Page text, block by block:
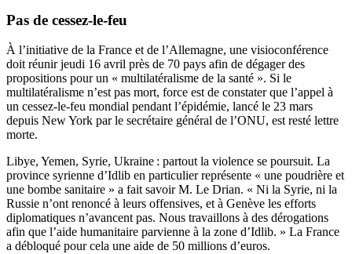
Pas de cessez-le-feu
À l’initiative de la France et de l’Allemagne, une visioconférence
doit réunir jeudi 16 avril près de 70 pays afin de dégager des
propositions pour un « multilatéralisme de la santé ». Si le
multilatéralisme n’est pas mort, force est de constater que l’appel à
un cessez-le-feu mondial pendant l’épidémie, lancé le 23 mars
depuis New York par le secrétaire général de l’ONU, est resté lettre
morte.
Libye, Yemen, Syrie, Ukraine : partout la violence se poursuit. La
province syrienne d’Idlib en particulier représente « une poudrière et
une bombe sanitaire » a fait savoir M. Le Drian. « Ni la Syrie, ni la
Russie n’ont renoncé à leurs offensives, et à Genève les efforts
diplomatiques n’avancent pas. Nous travaillons à des dérogations
afin que l’aide humanitaire parvienne à la zone d’Idlib. » La France
a débloqué pour cela une aide de 50 millions d’euros.